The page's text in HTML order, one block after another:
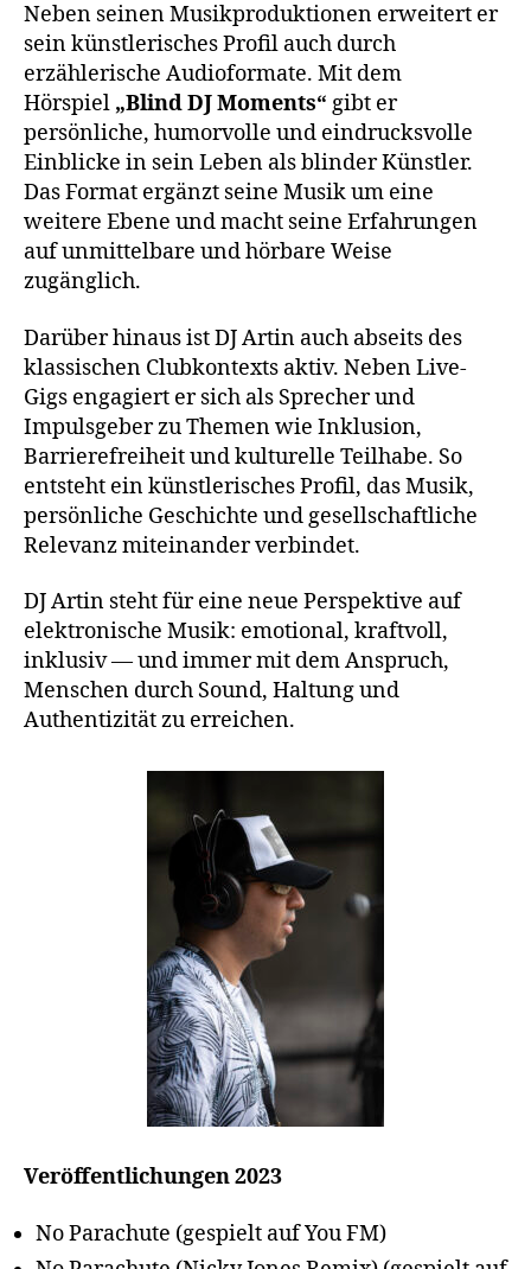
Neben seinen Musikproduktionen erweitert er
sein künstlerisches Profil auch durch
erzählerische Audioformate. Mit dem
Hörspiel „Blind DJ Moments“ gibt er
persönliche, humorvolle und eindrucksvolle
Einblicke in sein Leben als blinder Künstler.
Das Format ergänzt seine Musik um eine
weitere Ebene und macht seine Erfahrungen
auf unmittelbare und hörbare Weise
zugänglich.
Darüber hinaus ist DJ Artin auch abseits des
klassischen Clubkontexts aktiv. Neben Live-
Gigs engagiert er sich als Sprecher und
Impulsgeber zu Themen wie Inklusion,
Barrierefreiheit und kulturelle Teilhabe. So
entsteht ein künstlerisches Profil, das Musik,
persönliche Geschichte und gesellschaftliche
Relevanz miteinander verbindet.
DJ Artin steht für eine neue Perspektive auf
elektronische Musik: emotional, kraftvoll,
inklusiv — und immer mit dem Anspruch,
Menschen durch Sound, Haltung und
Authentizität zu erreichen.
Veröffentlichungen 2023
No Parachute (gespielt auf You FM)